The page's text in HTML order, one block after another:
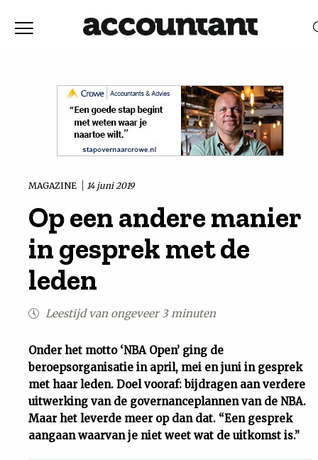
Vaktechniek
Achtergrond
Uit
Feiten
MAGAZINE 14 juni 2019
Op een andere manier
in gesprek met de
leden
Leestijd van ongeveer 3 minuten
Onder het motto ‘NBA Open’ ging de
beroepsorganisatie in april, mei en juni in gesprek
met haar leden. Doel vooraf: bijdragen aan verdere
uitwerking van de governanceplannen van de NBA.
Maar het leverde meer op dan dat. “Een gesprek
aangaan waarvan je niet weet wat de uitkomst is.”
RELEVANTIEDATUM